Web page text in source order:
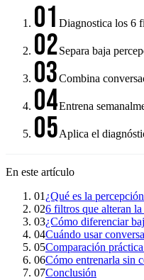
01 Diagnostica los 6
02Separa baja
03Combina
04Entrena
05Aplica el
En este artículo
01 ¿Qué es la
026 filtros que alteran la
03¿Cómo diferenciar
04Cuándo usar
05Comparación
06Cómo entrenarla sin
07Conclusión